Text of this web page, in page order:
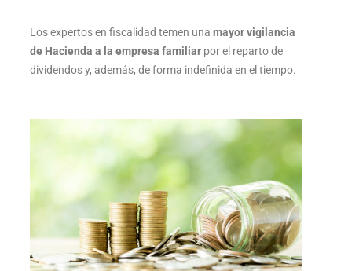
Los expertos en fiscalidad temen unamayor vigilancia
de Hacienda a la empresa familiar por el reparto de
dividendos y, además, de forma indefinida en el tiempo.